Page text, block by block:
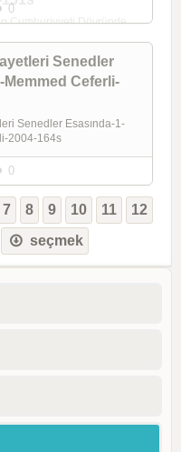
Cumhuriyyeti Dövründe
1920)-2006-151s
0
Senedler
Memmed Ceferli-
Senedler Esasında-1-
2004-164s
0
7 8 9 10 11
12
seçmek